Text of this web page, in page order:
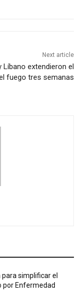
Next article
Líbano extendieron el
fuego tres semanas
simplificar el
por Enfermedad